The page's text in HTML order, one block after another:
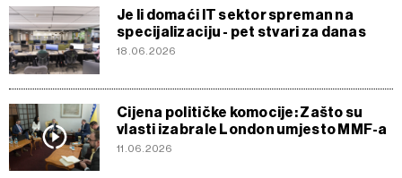
Je li domaći IT sektor spreman na
specijalizaciju - pet stvari za danas
18.06.2026
Cijena političke komocije: Zašto su
vlasti izabrale London umjesto MMF-a
11.06.2026